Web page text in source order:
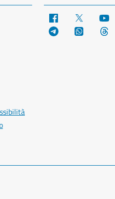
Facebook
Telegram WhatsApp